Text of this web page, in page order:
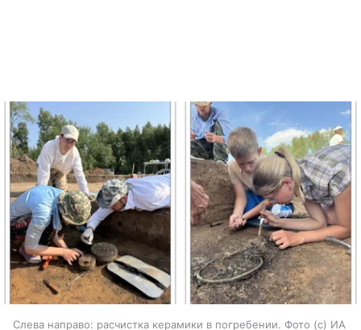
Слева направо: расчистка керамики в погребении. Фото (с) ИА